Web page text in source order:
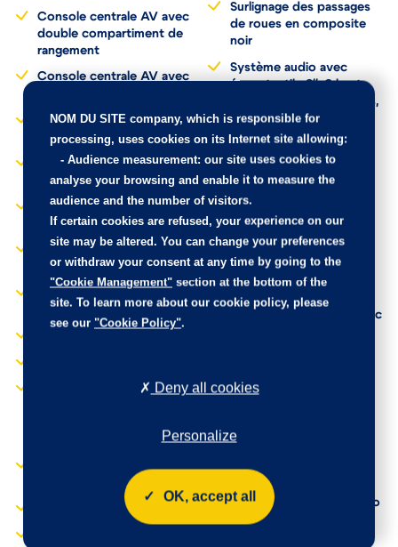
Console centrale AV avec
double compartiment de
rangement
Console centrale AV avec
Contrôle de pression des
pneumatiques (TPMS)
Contrôle de stabilité en
courbe (CBC)
Contrôle de stabilité en
courbe (TVBB)
Contrôle électronique de
la trajectoire (ESC)
Direction assistée
électrique (MDPS)
Inserts noir laqué au
console centrale
Jantes en alliage 16"
Surlignage des passages
de roues en composite
noir
Système audio avec
écran tactile 8'', 6 haut-
parleurs dont 2 tweeters,
compatibilité Android
Auto et Apple Carplay,
commandes au volant
Système de contrôle
vectoriel du couple
Système de fixation
ISOFIX sur sièges AR
latéraux
Système de freinage
d'urgence autonome avec
Système de gestion
mains-libres Bluetooth
avec reconnaissance
vocale et streaming audio
Système de verrouillage
NOM DU SITE company, which is responsible for
processing, uses cookies on its Internet site allowing:
- Audience measurement: our site uses cookies to
analyse your browsing and enable it to measure the
audience and the number of visitors.
If certain cookies are refused, your experience on our
site may be altered. You can change your preferences
or withdraw your consent at any time by going to the
"Cookie Management" section at the bottom of the
site. To learn more about our cookie policy, please
see our "Cookie Policy".
OK, accept all
Personalize
Deny all cookies